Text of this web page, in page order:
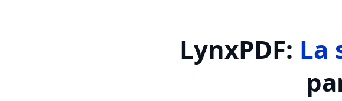
LynxPDF: La